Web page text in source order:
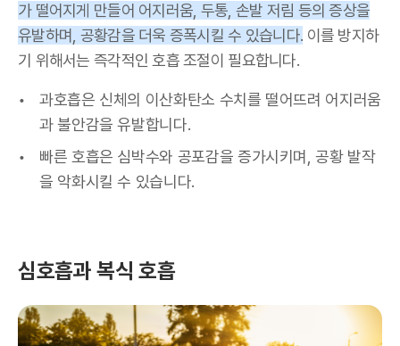
가 떨어지게 만들어 어지러움, 두통, 손발 저림 등의 증상을
유발하며, 공황감을 더욱 증폭시킬 수 있습니다. 이를 방지하
기 위해서는 즉각적인 호흡 조절이 필요합니다.
과호흡은 신체의 이산화탄소 수치를 떨어뜨려 어지러움
과 불안감을 유발합니다.
빠른 호흡은 심박수와 공포감을 증가시키며, 공황 발작
을 악화시킬 수 있습니다.
심호흡과 복식 호흡